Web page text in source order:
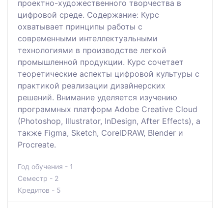
проектно-художественного творчества в
цифровой среде. Содержание: Курс
охватывает принципы работы с
современными интеллектуальными
технологиями в производстве легкой
промышленной продукции. Курс сочетает
теоретические аспекты цифровой культуры с
практикой реализации дизайнерских
решений. Внимание уделяется изучению
программных платформ Adobe Creative Cloud
(Photoshop, Illustrator, InDesign, After Effects), а
также Figma, Sketch, CorelDRAW, Blender и
Procreate.
Год обучения - 1
Семестр - 2
Кредитов - 5